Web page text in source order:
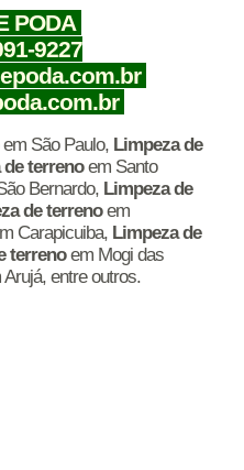
PODA
9227
em São Paulo, Limpeza de
de terrenoem Santo
Bernardo, Limpeza de
de terrenoem
Carapicuiba, Limpeza de
terrenoem Mogi das
Arujá, entre outros.